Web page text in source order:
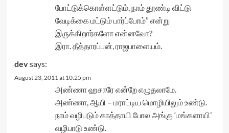
போட்டுக்கொள்ளட்டும், நாம் தூண்டி விட்டு
வேடிக்கை மட்டும் பார்ப்போம்” என்று
இருக்கிறார்களோ என்னவோ?
இரா. தீத்தாரப்பன், ராஜபாளையம்.
devsays:
August 23, 2011 at 10:25 pm
அண்ணா ஹசாரே என்றே எழுதலாமே.
அண்ணா, ஆயி – மராட்டிய மொழியிலும் உண்டு.
நாம் வழிபடும் காத்தாயி போல அங்கு ‘மங்களாயி’
வழிபாடு உண்டு.